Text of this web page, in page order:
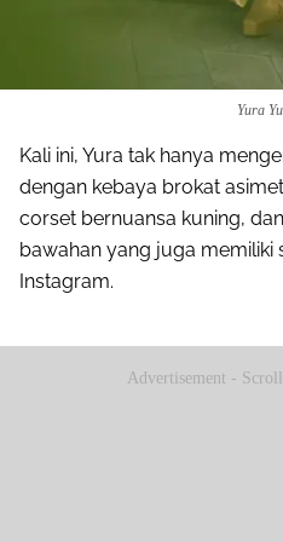
Yura
Kali ini, Yura tak hanya
dengan kebaya brokat
corset bernuansa kuning,
bawahan yang juga memiliki
Instagram.
Advertisement -